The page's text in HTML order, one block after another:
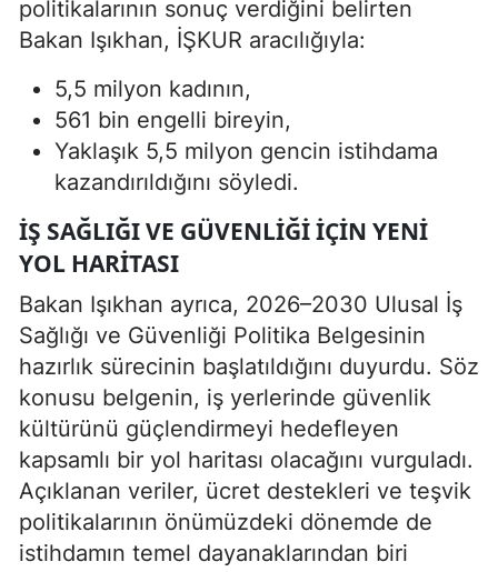
politikalarının sonuç verdiğini belirten
Bakan Işıkhan, İŞKUR aracılığıyla:
5,5 milyon kadının,
561 bin engelli bireyin,
Yaklaşık 5,5 milyon gencin istihdama
kazandırıldığını söyledi.
İŞ SAĞLIĞI VE GÜVENLIĞI IÇIN YENI
YOL HARITASI
Bakan Işıkhan ayrıca, 2026–2030 Ulusal İş
Sağlığı ve Güvenliği Politika Belgesinin
hazırlık sürecinin başlatıldığını duyurdu. Söz
konusu belgenin, iş yerlerinde güvenlik
kültürünü güçlendirmeyi hedefleyen
kapsamlı bir yol haritası olacağını vurguladı.
Açıklanan veriler, ücret destekleri ve teşvik
politikalarının önümüzdeki dönemde de
istihdamın temel dayanaklarından biri